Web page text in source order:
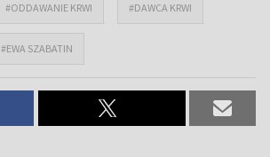
#ODDAWANIE KRWI #DAWCA KRWI
#EWA SZABATIN